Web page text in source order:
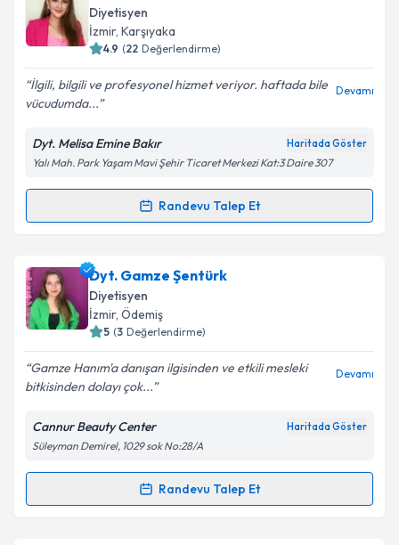
oluşturun. Size bu uzmandan randevu almanız için bir
takvim hazırlandığında e-posta ile bilgilendireceğiz.
Kişisel verilerimin işlenmesine ilişkin
Aydınlatma
Metni'ni okudum ve kişisel verilerimin belirtilen
kapsamda işlenmesini kabul ediyorum.
Diyetisyen
İzmir, Karşıyaka
4.9 (22 Değerlendirme)
İlgili, bilgili ve profesyonel hizmet veriyor. haftada bile
vücudumda...
Devamı
Dyt. Melisa Emine Bakır Haritada Göster
Yalı Mah. Park Yaşam Mavi Şehir Ticaret Merkezi Kat:3 Daire 307
Randevu Talep Et
Randevu Takvimi Talebi
Dyt. Melisa Emine Bakıriçin randevu takvimi talebi
oluşturun. Size bu uzmandan randevu almanız için bir
takvim hazırlandığında e-posta ile bilgilendireceğiz.
Kişisel verilerimin işlenmesine ilişkin
Aydınlatma
Metni'ni okudum ve kişisel verilerimin belirtilen
kapsamda işlenmesini kabul ediyorum.
Dyt. Gamze Şentürk
Diyetisyen
İzmir, Ödemiş
5 (3 Değerlendirme)
Gamze Hanım'a danışan ilgisinden ve etkili mesleki
bitkisinden dolayı çok...
Devamı
Cannur Beauty Center Haritada Göster
Süleyman Demirel, 1029 sok No:28/A
Randevu Talep Et
Randevu Takvimi Talebi